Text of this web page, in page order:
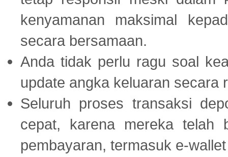
kenyamanan maksimal
secara bersamaan.
Anda tidak perlu ragu soal
update angka keluaran secara
Seluruh proses transaksi
cepat, karena mereka telah
pembayaran, termasuk e-